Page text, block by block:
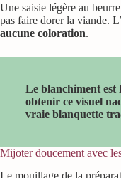
Une saisie légère au
pas faire dorer la viande.
aucune coloration.
Le blanchiment est
obtenir ce visuel
vraie blanquette
Mijoter doucement avec